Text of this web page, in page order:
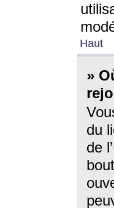
Haut
»
du
de